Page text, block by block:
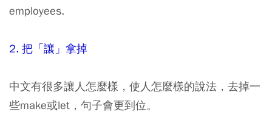
employees.
2. 把「讓」拿掉
中文有很多讓人怎麼樣，使人怎麼樣的說法，去掉一
些make或let，句子會更到位。